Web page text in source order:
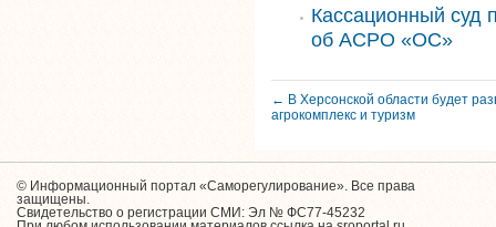
Кассационный суд
об АСРО «ОС»
← В Херсонской области будет
агрокомплекс и туризм
© Информационный портал «Саморегулирование». Все права
защищены.
Свидетельство о регистрации СМИ: Эл № ФС77-45232